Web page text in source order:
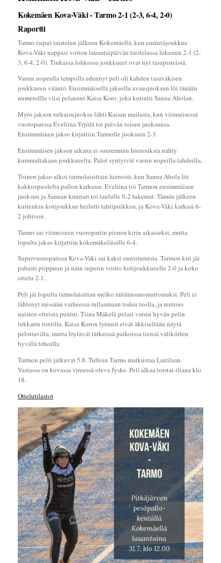
Kokemäen Kova-Väki - Tarmo 2-1 (2-3, 6-4, 2-0)
Raportti
Tarmo taipui taistelun jälkeen Kokemäellä, kun emäntäjoukkue
Kova-Väki nappasi voiton lauantaipäivän taistelussa lukemin 2-1 (2-
3, 6-4, 2-0). Tiukassa lohkossa joukkueet ovat nyt tasapisteissä.
Varsin nopealla tempolla edennyt peli oli kahden tasaväkisen
joukkueen vääntö. Ensimmäisellä jaksolla avausjuoksun löi tänään
numerollla viisi pelannut Kaisa Koro, joka kotiutti Sanna Aholan.
Myös jakson ratkaisujuoksu lähti Kaisan mailasta, kun viimseisessä
vuoroparissa Eveliina Yrjölä toi päivän toisen juoksunsa.
Ensimmäinen jakso kirjattiin Tarmolle juoksuin 2-3.
Ensimmäisen jakson aikana ei suuremmin hienouksia nähty
kummaltakaan joukkueelta. Palot syntyivät varsin nopeilla tahdeilla.
Toinen jakso alkoi tarmolaisittain hienosti, kun Sanna Ahola löi
kakkospuolelta pallon karkuun. Eveliina toi Tarmon ensimmäisen
juoksun ja Sannan kunnari toi taululle 0-2 lukemat. Tämän jälkeen
kuitenkin kotijoukkue heilutti tahtipuikkoa, ja Kova-Väki karkasi 6-
2 johtoon.
Tarmo sai viimeiseen vuoropariin pienen kirin aikaiseksi, mutta
lopulta jakso kirjattiin kokemäkeläisille 6-4.
Supervuoroparissa Kova-Väki sai kaksi onnistumista. Tarmon kiri jäi
pahasti piippuun ja näin superin voitto kotijoukkueelle 2-0 ja koko
ottelu 2-1.
Peli jäi lopulta tarmolaisittan melko mitäänsanomattomaksi. Peli ei
lähtenyt missään vaiheessa rullaamaan toden teolla, ja rentous
naisten otteista puutui. Tiina Mäkelä pelasi varsin hyvän pelin
lukkarin tontilla. Kaisa Koron lyönnit eivät äkkiseltään näytä
pelottavilta, mutta löytävät tärkeissä paikoissa tiensä väliköihin
hyvillä tehoilla.
Tarmon pelit jatkuvat 5.8. Tulloin Tarmo matkustaa Laitilaan.
Vastassa on kovassa vireessä oleva Jyske. Peli alkaa torstai-iltana klo
18.
Ottelutilastot